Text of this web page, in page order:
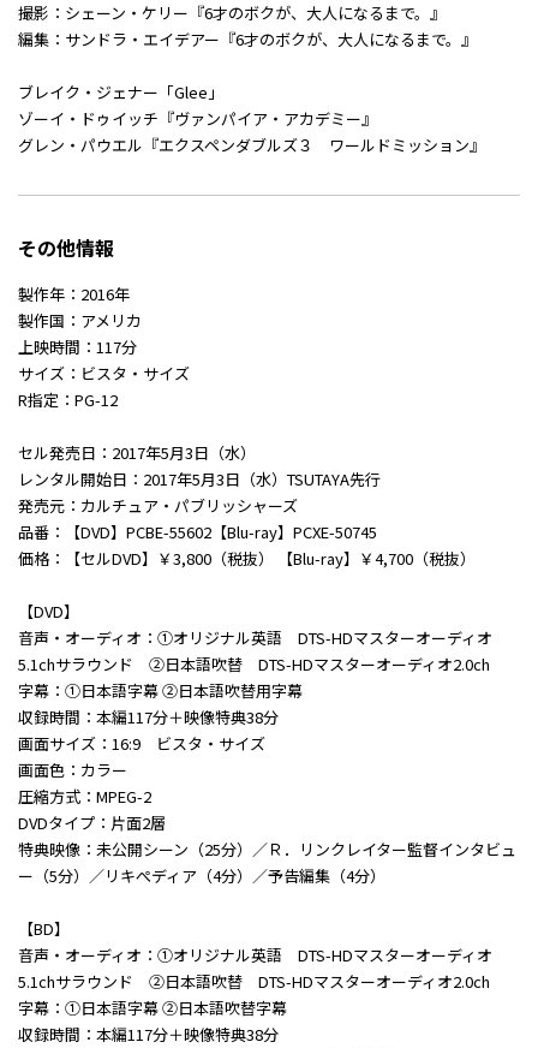
撮影：シェーン・ケリー『6才のボクが、大人になるまで。』
編集：サンドラ・エイデアー『6才のボクが、大人になるまで。』
ブレイク・ジェナー「Glee」
ゾーイ・ドゥイッチ『ヴァンパイア・アカデミー』
グレン・パウエル『エクスペンダブルズ３ ワールドミッション』
その他情報
製作年：2016年
製作国：アメリカ
上映時間：117分
サイズ：ビスタ・サイズ
R指定：PG-12
セル発売日：2017年5月3日（水）
レンタル開始日：2017年5月3日（水）TSUTAYA先行
発売元：カルチュア・パブリッシャーズ
品番：【DVD】PCBE-55602【Blu-ray】PCXE-50745
価格：【セルDVD】￥3,800（税抜） 【Blu-ray】￥4,700（税抜）
【DVD】
音声・オーディオ：①オリジナル英語 DTS-HDマスターオーディオ
5.1chサラウンド ②日本語吹替 DTS-HDマスターオーディオ2.0ch
字幕：①日本語字幕 ②日本語吹替用字幕
収録時間：本編117分＋映像特典38分
画面サイズ：16:9 ビスタ・サイズ
画面色：カラー
圧縮方式：MPEG-2
DVDタイプ：片面2層
特典映像：未公開シーン（25分）／Ｒ．リンクレイター監督インタビュ
ー（5分）／リキぺディア（4分）／予告編集（4分）
【BD】
音声・オーディオ：①オリジナル英語 DTS-HDマスターオーディオ
5.1chサラウンド ②日本語吹替 DTS-HDマスターオーディオ2.0ch
字幕：①日本語字幕 ②日本語吹替字幕
収録時間：本編117分＋映像特典38分